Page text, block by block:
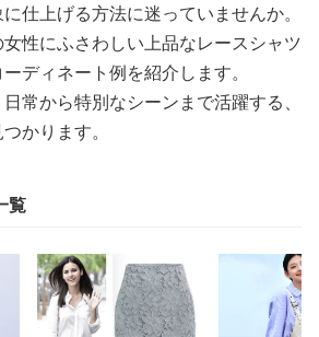
仕上げる方法に迷っていませんか。
性にふさわしい上品なレースシャツ
ディネート例を紹介します。
常から特別なシーンまで活躍する、
かります。
覧